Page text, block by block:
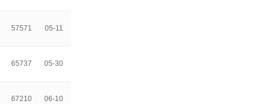
57571 05-11
65737 05-30
67210 06-10